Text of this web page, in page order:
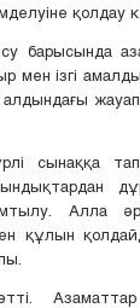
қолдау
барысында
мен ізгі
сынаққа
Алла
құлын
Азаматтар